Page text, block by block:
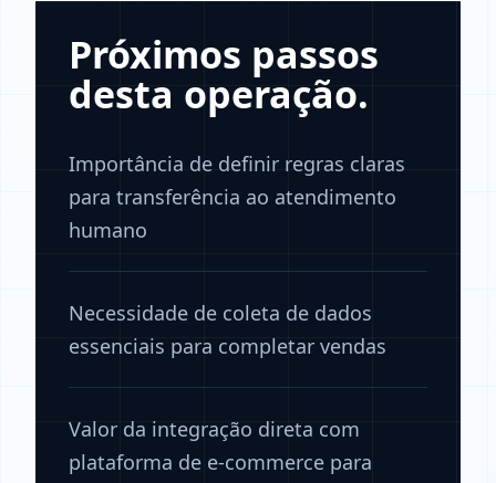
Próximos passos
desta operação.
Importância de definir regras claras
para transferência ao atendimento
humano
Necessidade de coleta de dados
essenciais para completar vendas
Valor da integração direta com
plataforma de e-commerce para